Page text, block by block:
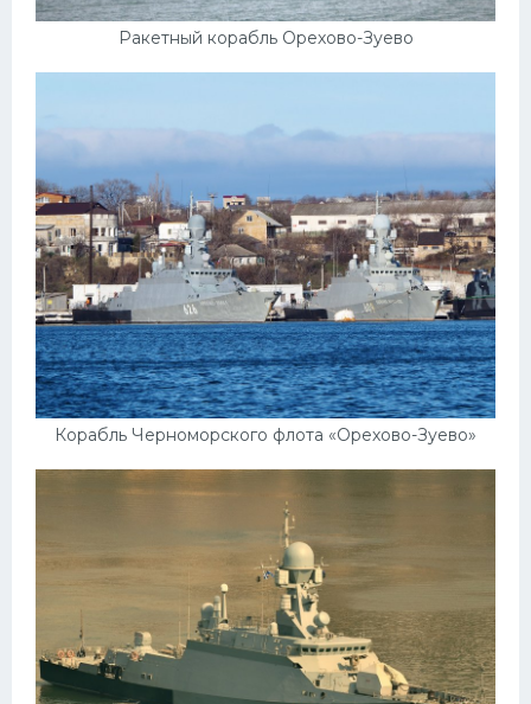
Ракетный корабль Орехово-Зуево
Корабль Черноморского флота «Орехово-Зуево»
Вертолеты
Велосипеды
Рено
Прогулочные суда
Хендай
Лимузины
Камаз
Автобусы
Хонда
Шевроле
Кадиллак
Автокемпер